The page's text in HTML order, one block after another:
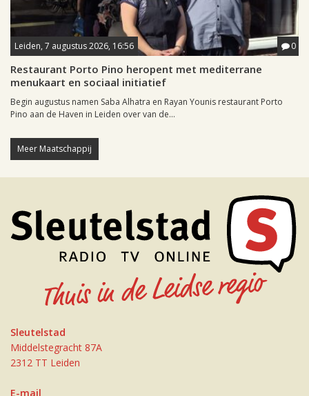
Leiden, 7 augustus 2026, 16:56 0
Restaurant Porto Pino heropent met mediterrane
menukaart en sociaal initiatief
Begin augustus namen Saba Alhatra en Rayan Younis restaurant Porto
Pino aan de Haven in Leiden over van de...
Meer Maatschappij
Sleutelstad
Middelstegracht 87A
2312 TT Leiden
E-mail